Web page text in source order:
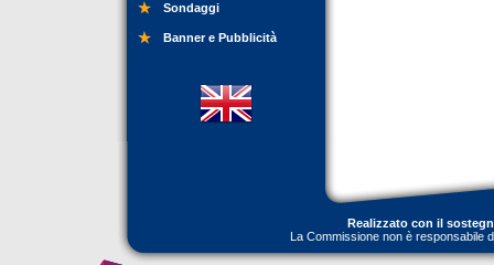
Sondaggi
Banner e Pubblicità
Realizzato con il
La Commissione non è responsabile